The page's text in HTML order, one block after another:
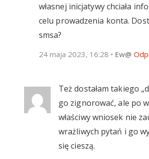
własnej inicjatywy chciała
celu prowadzenia konta.
smsa?
24 maja 2023, 16:28 • Ew@
Też dostałam takiego
go zignorować, ale po
właściwy wniosek nie
wrażliwych pytań i go
się cieszą.